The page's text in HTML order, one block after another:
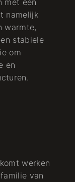
namelijk
warmte,
stabiele
om
en
werken
van